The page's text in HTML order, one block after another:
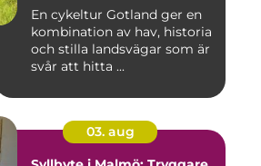
En cykeltur Gotland ger en
kombination av hav, historia
och stilla landsvägar som är
svår att hitta ...
03. aug